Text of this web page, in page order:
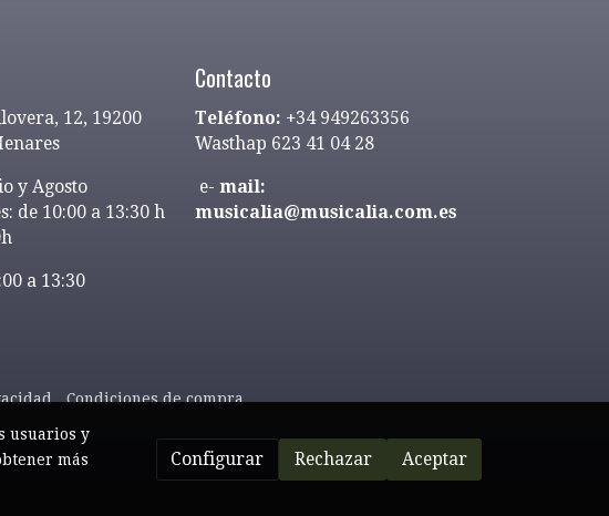
12, 19200
y Agosto
de 10:00 a 13:30 h
a 13:30
Contacto
Teléfono: +34 949263356
Wasthap 623 41 04 28
e- mail:
musicalia@musicalia.com.es
Condiciones de compra
usuarios y
más
Configurar Rechazar Aceptar